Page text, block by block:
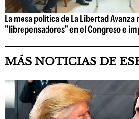
La mesa política de La Libertad Avanza
"librepensadores" en el Congreso e
MÁS NOTICIAS DE